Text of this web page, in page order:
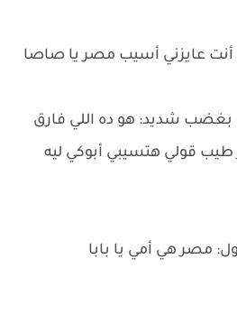
أنت عايزني أسيب مصر يا صاصا
بغضب شديد: هو ده اللي فارق
قولي هتسيبي أبوكي ليه
مصر هي أمي يا بابا